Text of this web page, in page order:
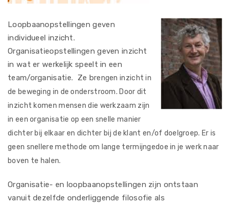
Loopbaanopstellingen geven
individueel inzicht.
Organisatieopstellingen geven inzicht
in wat er werkelijk speelt in een
team/organisatie. Ze brengen inzicht in
de beweging in de onderstroom. Door dit
inzicht komen mensen die werkzaam zijn
in een organisatie op een snelle manier
dichter bij elkaar en dichter bij de klant en/of doelgroep. Er is
geen snellere methode om lange termijngedoe in je werk naar
boven te halen.
Organisatie- en loopbaanopstellingen zijn ontstaan
vanuit dezelfde onderliggende filosofie als